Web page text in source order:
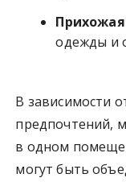
одежды и
В зависимости
предпочтений,
в одном
могут быть